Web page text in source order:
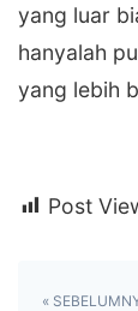
yang luar
hanyalah
yang lebih
Post
«